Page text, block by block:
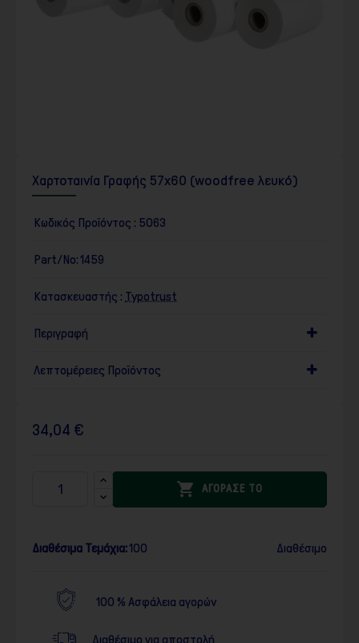
Χαρτοταινία Γραφής 57x60 (woodfree λευκό)
Κωδικός Προϊόντος : 5063
Part/No:1459
Κατασκευαστής : Typotrust
Περιγραφή
Λεπτομέρειες Προϊόντος
34,04 €
 ΑΓΟΡΑΣΕ ΤΟ
Διαθέσιμα Τεμάχια:100 Διαθέσιμο
100 % Ασφάλεια αγορών
Διαθέσιμο για αποστολή